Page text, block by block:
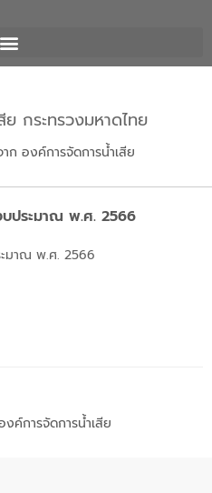
กระทรวงมหาดไทย
ก องค์การจัดการน้ำเสีย
บประมาณ พ.ศ. 2566
ะมาณ พ.ศ. 2566
งค์การจัดการน้ำเสีย